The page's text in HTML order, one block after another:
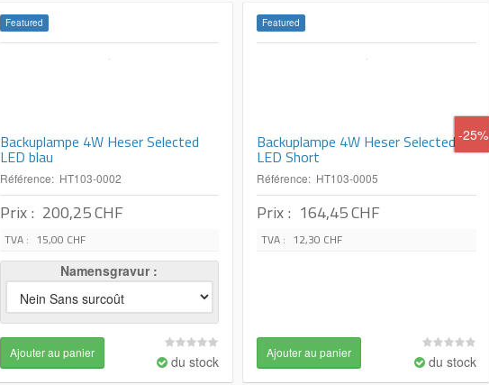
Featured
Backuplampe 4W Heser Selected
LED blau
Référence: HT103-0002
Prix : 200,25 CHF
TVA : 15,00 CHF
Namensgravur
du stock
Featured
-25%
Backuplampe 4W Heser Selected
LED Short
Référence: HT103-0005
Prix : 164,45 CHF
TVA : 12,30 CHF
du stock